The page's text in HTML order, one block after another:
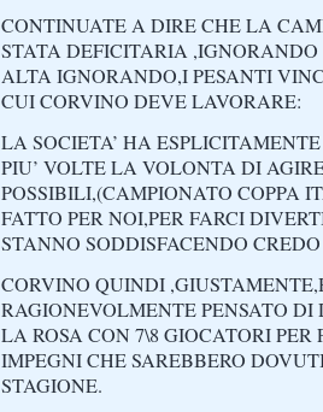
CONTINUATE A DIRE CHE LA
STATA DEFICITARIA ,IGNORANDO
ALTA IGNORANDO,I PESANTI
CUI CORVINO DEVE LAVORARE:
LA SOCIETA’ HA
PIU’ VOLTE LA VOLONTA DI
POSSIBILI,(CAMPIONATO COPPA
FATTO PER NOI,PER FARCI
STANNO SODDISFACENDO
CORVINO QUINDI
RAGIONEVOLMENTE PENSATO
LA ROSA CON 7\8 GIOCATORI PER
IMPEGNI CHE SAREBBERO
STAGIONE.